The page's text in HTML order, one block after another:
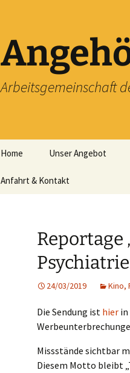
Arbeitsgemeinschaft
Home Unser Angebot
Anfahrt & Kontakt
Reportage
24/03/2019 Kino,
Die Sendung ist hier
Missstände sichtbar
Diesem Motto bleibt